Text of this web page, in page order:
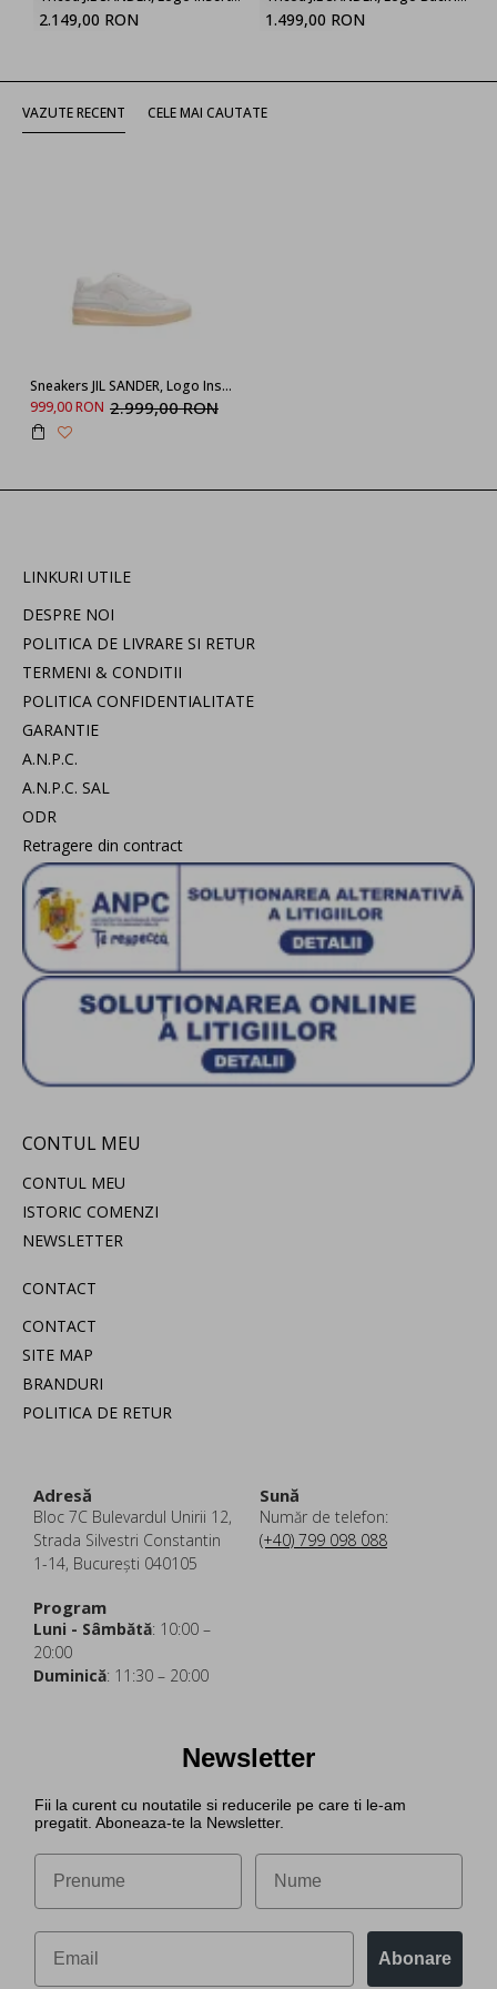
2.149,00 RON 1.499,00 RON
VAZUTE RECENT CELE MAI CAUTATE
Sneakers JIL SANDER, Logo Insert, White
999,00 RON 2.999,00 RON
LINKURI UTILE
DESPRE NOI
POLITICA DE LIVRARE SI RETUR
TERMENI & CONDITII
POLITICA CONFIDENTIALITATE
GARANTIE
A.N.P.C.
A.N.P.C. SAL
ODR
Retragere din contract
CONTUL MEU
CONTUL MEU
ISTORIC COMENZI
NEWSLETTER
CONTACT
CONTACT
SITE MAP
BRANDURI
POLITICA DE RETUR
Adresă
Bloc 7C Bulevardul Unirii 12,
Strada Silvestri Constantin
1-14, București 040105
Sună
Număr de telefon:
(+40) 799 098 088
Program
Luni - Sâmbătă: 10:00 –
20:00
Duminică: 11:30 – 20:00
Newsletter
Fii la curent cu noutatile si reducerile pe care ti le-am
pregatit. Aboneaza-te la Newsletter.
Abonare